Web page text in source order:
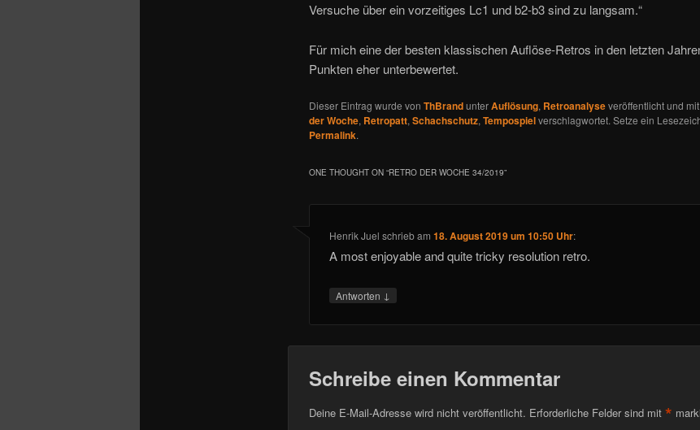
Versuche über ein vorzeitiges Lc1 und b2-b3 sind zu langsam.“
Für mich eine der besten klassischen Auflöse-Retros in den letzten
Punkten eher unterbewertet.
Dieser Eintrag wurde von ThBrandunterAuflösung, Retroanalyseveröffentlicht und mit
der Woche, Retropatt, Schachschutz, Tempospielverschlagwortet. Setze ein
Permalink.
ONE THOUGHT ON “RETRO DER WOCHE 34/2019”
Henrik Juel schriebam18. August 2019 um 10:50 Uhr:
A most enjoyable and quite tricky resolution retro.
Antworten ↓
Schreibe einen Kommentar
Deine E-Mail-Adresse wird nicht veröffentlicht. Erforderliche Felder sind mit *